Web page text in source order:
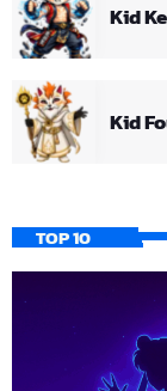
Kid
Kid
TOP 10